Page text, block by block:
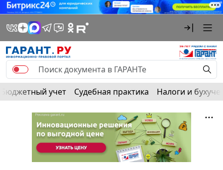
Бюджетный учет Судебная практика Налоги и